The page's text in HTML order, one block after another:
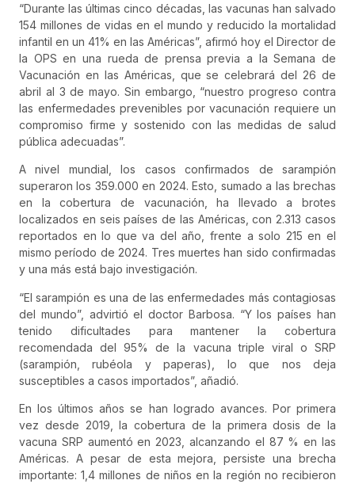
“Durante las últimas cinco décadas, las vacunas han salvado
154 millones de vidas en el mundo y reducido la mortalidad
infantil en un 41% en las Américas”, afirmó hoy el Director de
la OPS en una rueda de prensa previa a la Semana de
Vacunación en las Américas, que se celebrará del 26 de
abril al 3 de mayo. Sin embargo, “nuestro progreso contra
las enfermedades prevenibles por vacunación requiere un
compromiso firme y sostenido con las medidas de salud
pública adecuadas”.
A nivel mundial, los casos confirmados de sarampión
superaron los 359.000 en 2024. Esto, sumado a las brechas
en la cobertura de vacunación, ha llevado a brotes
localizados en seis países de las Américas, con 2.313 casos
reportados en lo que va del año, frente a solo 215 en el
mismo período de 2024. Tres muertes han sido confirmadas
y una más está bajo investigación.
“El sarampión es una de las enfermedades más contagiosas
del mundo”, advirtió el doctor Barbosa. “Y los países han
tenido dificultades para mantener la cobertura
recomendada del 95% de la vacuna triple viral o SRP
(sarampión, rubéola y paperas), lo que nos deja
susceptibles a casos importados”, añadió.
En los últimos años se han logrado avances. Por primera
vez desde 2019, la cobertura de la primera dosis de la
vacuna SRP aumentó en 2023, alcanzando el 87 % en las
Américas. A pesar de esta mejora, persiste una brecha
importante: 1,4 millones de niños en la región no recibieron